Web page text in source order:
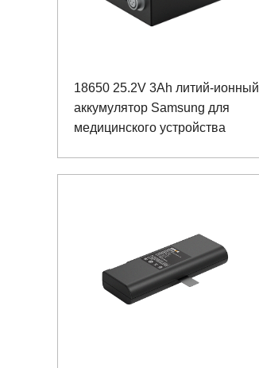
18650 25.2V 3Ah литий-ионный
аккумулятор Samsung для
медицинского устройства